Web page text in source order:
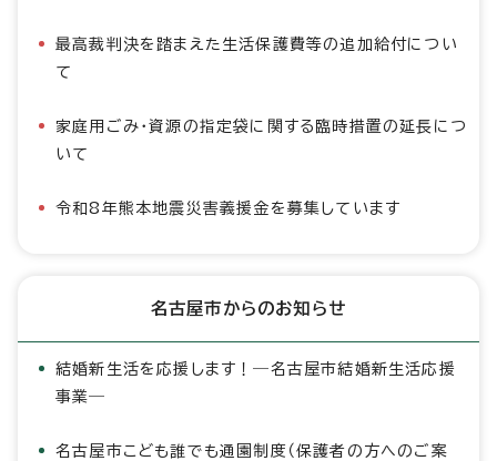
最高裁判決を踏まえた生活保護費等の追加給付につい
て
家庭用ごみ・資源の指定袋に関する臨時措置の延長につ
いて
令和8年熊本地震災害義援金を募集しています
名古屋市からのお知らせ
結婚新生活を応援します！―名古屋市結婚新生活応援
事業―
名古屋市こども誰でも通園制度（保護者の方へのご案